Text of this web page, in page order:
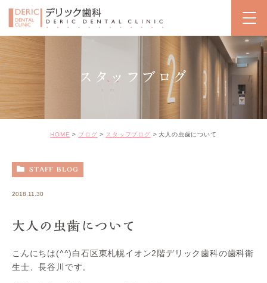
スタッフブログ
HOME ブログ スタッフブログ 大人の虫歯について
STAFF BLOG
2018.11.30
大人の虫歯について
こんにちは(^^)白石区東札幌イオン2階デリック歯科の歯科衛
生士、長谷川です。